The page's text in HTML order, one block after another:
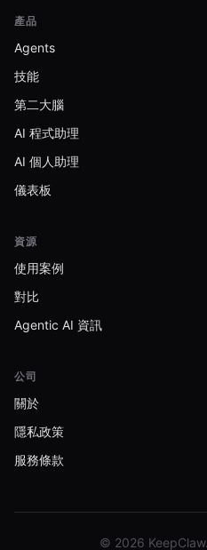
產品
Agents
技能
第二大腦
AI 程式助理
AI 個人助理
儀表板
資源
使用案例
對比
Agentic AI 資訊
公司
關於
隱私政策
服務條款
© 2026 KeepClaw.